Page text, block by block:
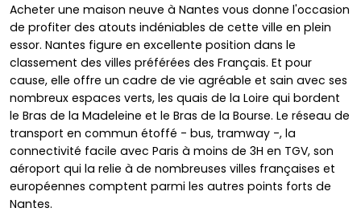
Acheter une maison neuve à Nantes vous donne l'occasion
de profiter des atouts indéniables de cette ville en plein
essor. Nantes figure en excellente position dans le
classement des villes préférées des Français. Et pour
cause, elle offre un cadre de vie agréable et sain avec ses
nombreux espaces verts, les quais de la Loire qui bordent
le Bras de la Madeleine et le Bras de la Bourse. Le réseau de
transport en commun étoffé - bus, tramway -, la
connectivité facile avec Paris à moins de 3H en TGV, son
aéroport qui la relie à de nombreuses villes françaises et
européennes comptent parmi les autres points forts de
Nantes.